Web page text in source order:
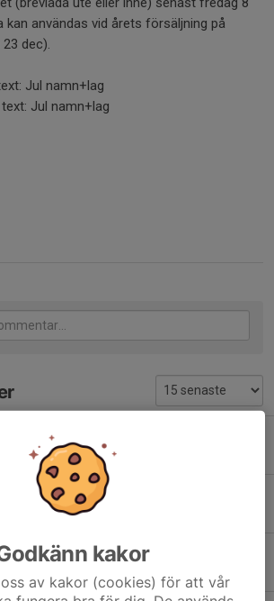
kan användas vid årets försäljning på
dec).
Jul namn+lag
text: Jul namn+lag
P11/12
0
- så kan du! kakor
av kakor (cookies) för att vår